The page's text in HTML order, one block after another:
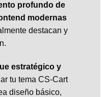
profundo de
modernas
destacan y
estratégico y
tu tema CS-Cart
diseño básico,